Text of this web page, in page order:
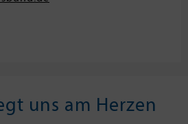
uns am Herzen